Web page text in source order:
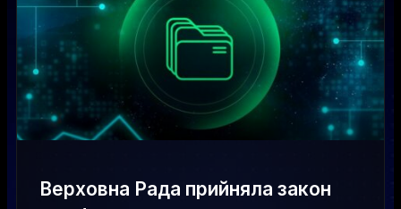
Верховна Рада прийняла закон